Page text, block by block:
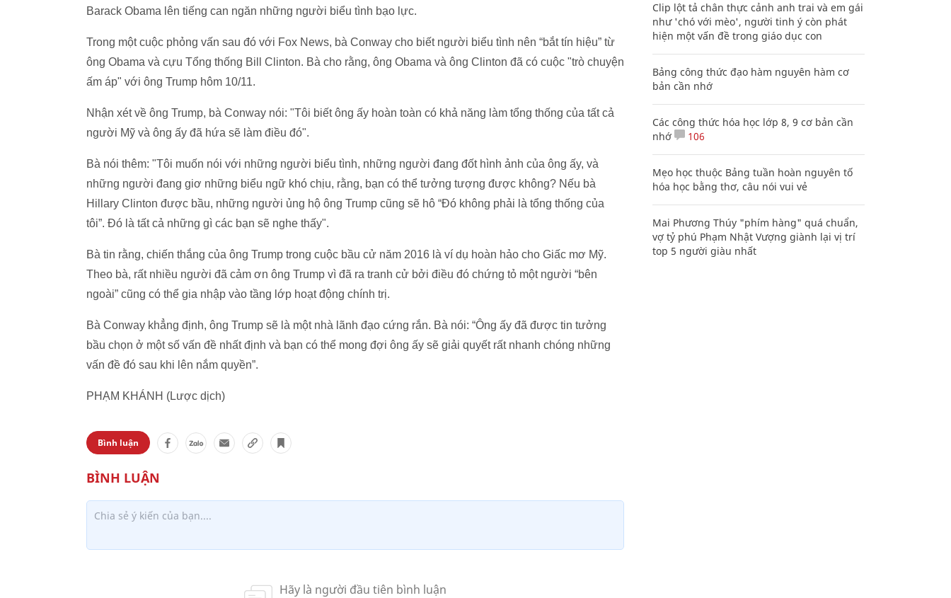
Barack Obama lên tiếng can ngăn những người biểu tình bạo lực.
Trong một cuộc phỏng vấn sau đó với Fox News, bà Conway cho biết người biểu tình nên “bắt tín hiệu” từ
ông Obama và cựu Tổng thống Bill Clinton. Bà cho rằng, ông Obama và ông Clinton đã có cuộc "trò chuyện
ấm áp" với ông Trump hôm 10/11.
Nhận xét về ông Trump, bà Conway nói: "Tôi biết ông ấy hoàn toàn có khả năng làm tổng thống của tất cả
người Mỹ và ông ấy đã hứa sẽ làm điều đó".
Bà nói thêm: "Tôi muốn nói với những người biểu tình, những người đang đốt hình ảnh của ông ấy, và
những người đang giơ những biểu ngữ khó chịu, rằng, bạn có thể tưởng tượng được không? Nếu bà
Hillary Clinton được bầu, những người ủng hộ ông Trump cũng sẽ hô “Đó không phải là tổng thống của
tôi”. Đó là tất cả những gì các bạn sẽ nghe thấy".
Bà tin rằng, chiến thắng của ông Trump trong cuộc bầu cử năm 2016 là ví dụ hoàn hảo cho Giấc mơ Mỹ.
Theo bà, rất nhiều người đã cảm ơn ông Trump vì đã ra tranh cử bởi điều đó chứng tỏ một người “bên
ngoài” cũng có thể gia nhập vào tầng lớp hoạt động chính trị.
Bà Conway khẳng định, ông Trump sẽ là một nhà lãnh đạo cứng rắn. Bà nói: “Ông ấy đã được tin tưởng
bầu chọn ở một số vấn đề nhất định và bạn có thể mong đợi ông ấy sẽ giải quyết rất nhanh chóng những
vấn đề đó sau khi lên nắm quyền”.
PHẠM KHÁNH (Lược dịch)
Bình luận
Clip lột tả chân thực cảnh anh trai và em gái
như 'chó với mèo', người tinh ý còn phát
hiện một vấn đề trong giáo dục con
Bảng công thức đạo hàm nguyên hàm cơ
bản cần nhớ
Các công thức hóa học lớp 8, 9 cơ bản cần
nhớ
106
Mẹo học thuộc Bảng tuần hoàn nguyên tố
hóa học bằng thơ, câu nói vui vẻ
Mai Phương Thúy "phím hàng" quá chuẩn,
vợ tỷ phú Phạm Nhật Vượng giành lại vị trí
top 5 người giàu nhất